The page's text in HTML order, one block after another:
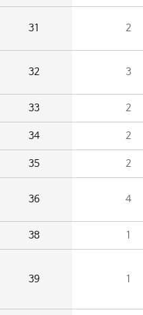
31 2
32 3
33 2
34 2
35 2
36 4
38 1
39 1